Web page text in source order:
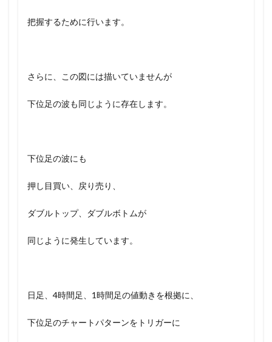
把握するために行います。
さらに、この図には描いていませんが
下位足の波も同じように存在します。
下位足の波にも
押し目買い、戻り売り、
ダブルトップ、ダブルボトムが
同じように発生しています。
日足、4時間足、1時間足の値動きを根拠に、
下位足のチャートパターンをトリガーに